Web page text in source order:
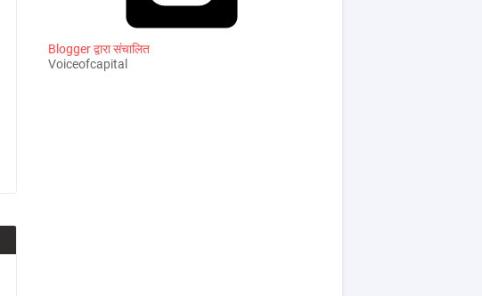
Blogger द्वारा संचालित
Voiceofcapital